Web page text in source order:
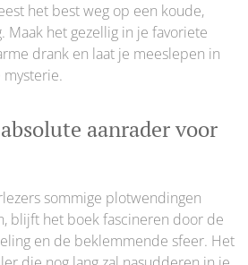
het best weg op een koude,
Maak het gezellig in je favoriete
drank en laat je meeslepen in
aanrader voor
sommige plotwendingen
blijft het boek fascineren door de
en de beklemmende sfeer. Het